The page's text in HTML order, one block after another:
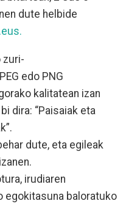
dute helbide
zuri-
edo PNG
kalitatean izan
dira: “Paisaiak eta
dute, eta egileak
irudiaren
egokitasuna baloratuko